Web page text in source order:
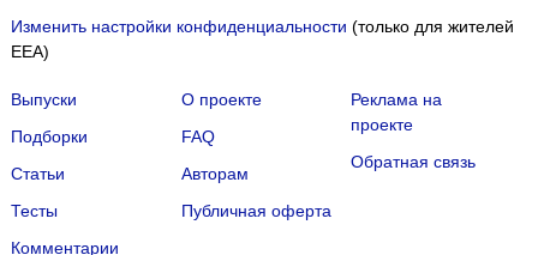
Изменить настройки конфиденциальности (только для жителей
EEA)
Выпуски
Подборки
Статьи
Тесты
Комментарии
О проекте
FAQ
Авторам
Публичная оферта
Реклама на
проекте
Обратная связь